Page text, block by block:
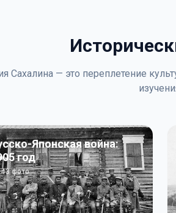
Сахалина — это переплетение
Японская война:
год
43фото